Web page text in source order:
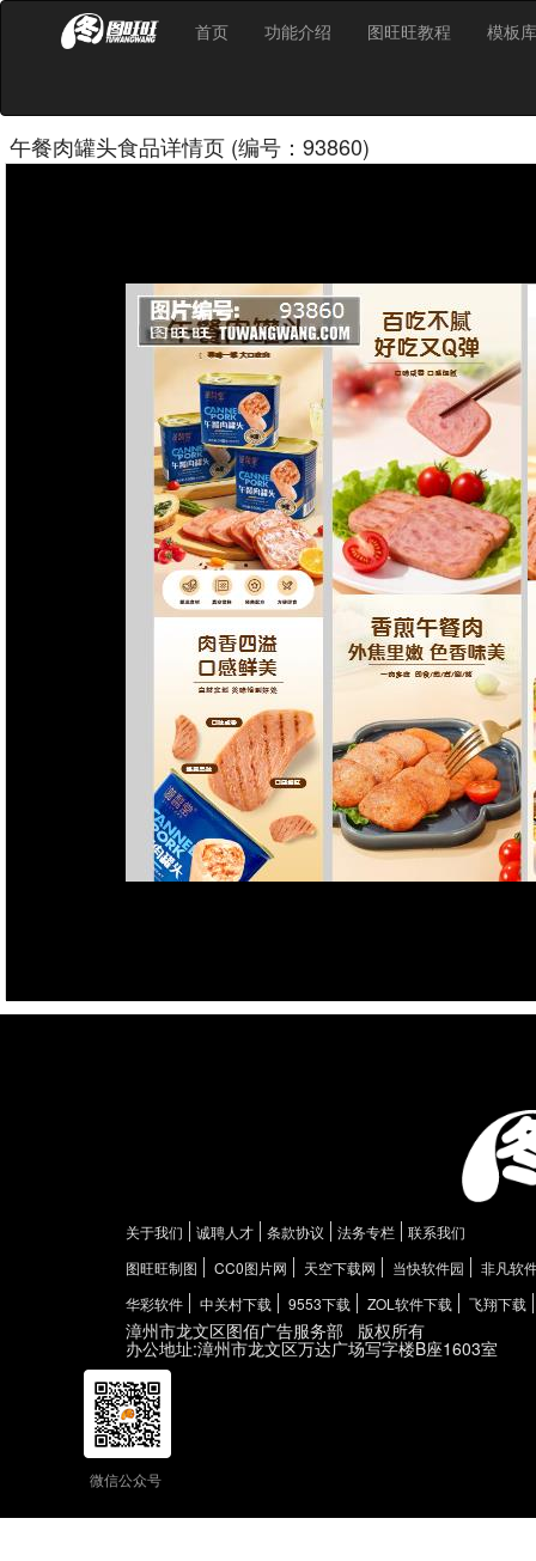
首页 功能介绍 图旺旺教程 模板库
午餐肉罐头食品详情页 (编号：93860)
关于我们 诚聘人才 条款协议 法务专栏
联系我们
图旺旺制图
CC0图片网 天空下载网 当快软件园
非凡软
华彩软件
中关村下载 9553下载 ZOL软件下载 飞翔下载
漳州市龙文区图佰广告服务部 版权所有
办公地址:漳州市龙文区万达广场写字楼B座1603室
微信公众号